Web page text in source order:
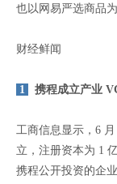
也以网易严选商品为
财经鲜闻
1 携程成立产业
工商信息显示，6
立，注册资本为 1
携程公开投资的企